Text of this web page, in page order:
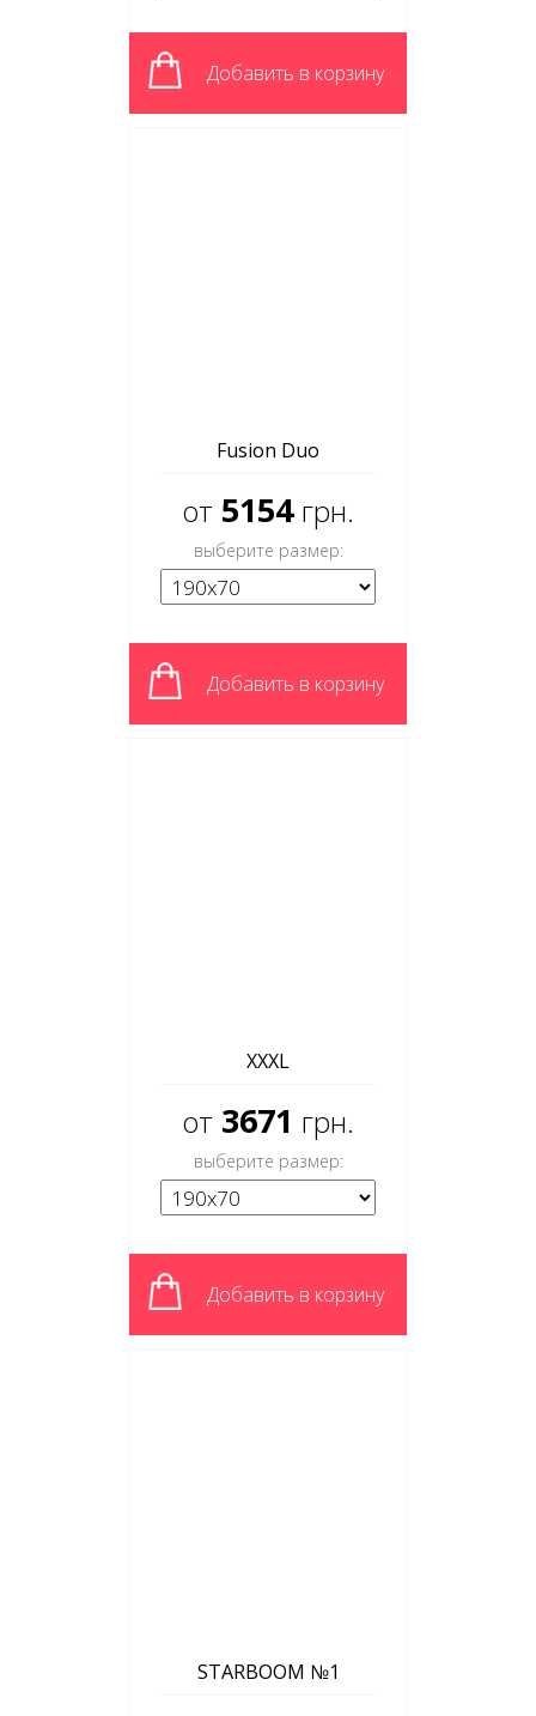
Добавить в корзину
Fusion Duo
от 5154 грн.
выберите размер:
Добавить в корзину
XXXL
от 3671 грн.
выберите размер:
Добавить в корзину
STARBOOM №1